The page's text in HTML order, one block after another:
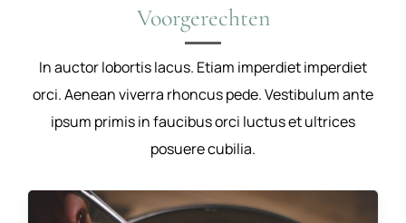
Voorgerechten
In auctor lobortis lacus. Etiam imperdiet imperdiet
orci. Aenean viverra rhoncus pede. Vestibulum ante
ipsum primis in faucibus orci luctus et ultrices
posuere cubilia.